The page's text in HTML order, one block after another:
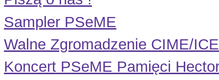
Sampler PSeME
Walne Zgromadzenie CIME/
Koncert PSeME Pamięci